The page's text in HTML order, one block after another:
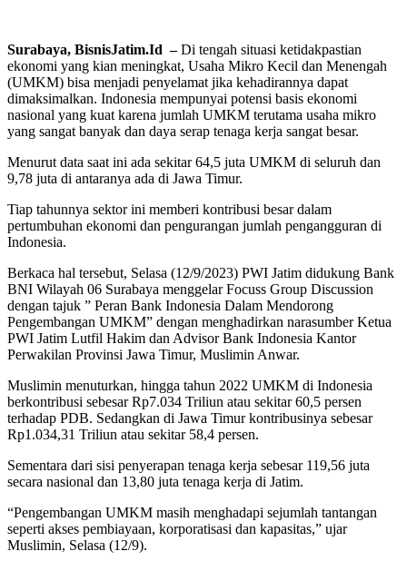
Surabaya, BisnisJatim.Id –Di tengah situasi ketidakpastian
ekonomi yang kian meningkat, Usaha Mikro Kecil dan Menengah
(UMKM) bisa menjadi penyelamat jika kehadirannya dapat
dimaksimalkan. Indonesia mempunyai potensi basis ekonomi
nasional yang kuat karena jumlah UMKM terutama usaha mikro
yang sangat banyak dan daya serap tenaga kerja sangat besar.
Menurut data saat ini ada sekitar 64,5 juta UMKM di seluruh dan
9,78 juta di antaranya ada di Jawa Timur.
Tiap tahunnya sektor ini memberi kontribusi besar dalam
pertumbuhan ekonomi dan pengurangan jumlah pengangguran di
Indonesia.
Berkaca hal tersebut, Selasa (12/9/2023) PWI Jatim didukung Bank
BNI Wilayah 06 Surabaya menggelar Focuss Group Discussion
dengan tajuk ” Peran Bank Indonesia Dalam Mendorong
Pengembangan UMKM” dengan menghadirkan narasumber Ketua
PWI Jatim Lutfil Hakim dan Advisor Bank Indonesia Kantor
Perwakilan Provinsi Jawa Timur, Muslimin Anwar.
Muslimin menuturkan, hingga tahun 2022 UMKM di Indonesia
berkontribusi sebesar Rp7.034 Triliun atau sekitar 60,5 persen
terhadap PDB. Sedangkan di Jawa Timur kontribusinya sebesar
Rp1.034,31 Triliun atau sekitar 58,4 persen.
Sementara dari sisi penyerapan tenaga kerja sebesar 119,56 juta
secara nasional dan 13,80 juta tenaga kerja di Jatim.
“Pengembangan UMKM masih menghadapi sejumlah tantangan
seperti akses pembiayaan, korporatisasi dan kapasitas,” ujar
Muslimin, Selasa (12/9).